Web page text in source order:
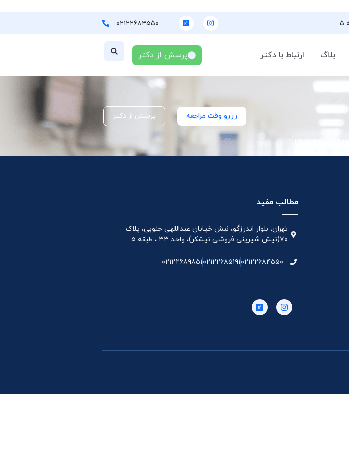
۰۲۱۲۲۶۸۴۵۵۰
بلاگ ارتباط با دکتر پرسش از دکتر
جوش صورت دارند
رزرو وقت مراجعه پرسش از دکتر
مطالب مفید
تهران، بلوار اندرزگو، نبش خیابان عبداللهی جنوبی، پلاک
۷۰(نیش شیرینی فروشی نیشکر)، واحد ۳۳ ، طبقه ۵
۰۲۱۲۲۶۸۴۵۵۰۰۲۱۲۲۶۸۵۱۹۱۰۲۱۲۲۶۸۹۸۵۱